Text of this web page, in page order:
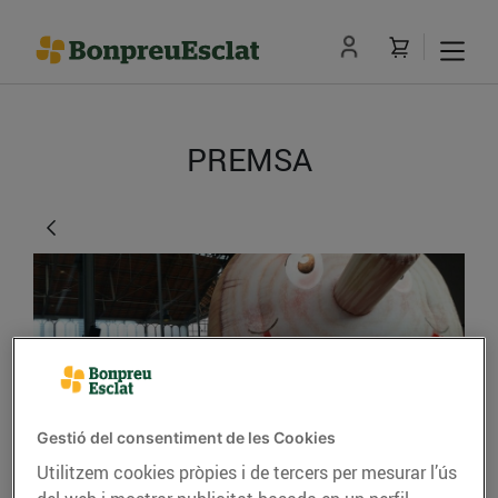
PREMSA
Els clients de Bonpreu,
Gestió del consentiment de les Cookies
Utilitzem cookies pròpies i de tercers per mesurar l’ús